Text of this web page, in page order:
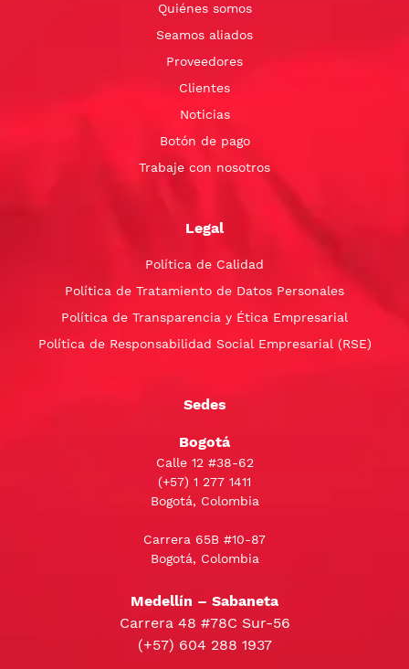
Quiénes somos
Seamos aliados
Proveedores
Clientes
Noticias
Botón de pago
Trabaje con nosotros
Legal
Política de Calidad
Política de Tratamiento de Datos Personales
Política de Transparencia y Ética Empresarial
Política de Responsabilidad Social Empresarial (RSE)
Sedes
Bogotá
Calle 12 #38-62
(+57) 1 277 1411
Bogotá, Colombia
Carrera 65B #10-87
Bogotá, Colombia
Medellín – Sabaneta
Carrera 48 #78C Sur-56
(+57) 604 288 1937